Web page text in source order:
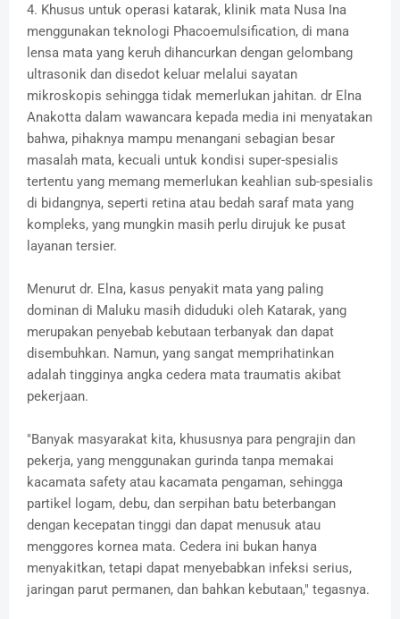
4. Khusus untuk operasi katarak, klinik mata Nusa Ina
menggunakan teknologi Phacoemulsification, di mana
lensa mata yang keruh dihancurkan dengan gelombang
ultrasonik dan disedot keluar melalui sayatan
mikroskopis sehingga tidak memerlukan jahitan. dr Elna
Anakotta dalam wawancara kepada media ini menyatakan
bahwa, pihaknya mampu menangani sebagian besar
masalah mata, kecuali untuk kondisi super-spesialis
tertentu yang memang memerlukan keahlian sub-spesialis
di bidangnya, seperti retina atau bedah saraf mata yang
kompleks, yang mungkin masih perlu dirujuk ke pusat
layanan tersier.
Menurut dr. Elna, kasus penyakit mata yang paling
dominan di Maluku masih diduduki oleh Katarak, yang
merupakan penyebab kebutaan terbanyak dan dapat
disembuhkan. Namun, yang sangat memprihatinkan
adalah tingginya angka cedera mata traumatis akibat
pekerjaan.
"Banyak masyarakat kita, khususnya para pengrajin dan
pekerja, yang menggunakan gurinda tanpa memakai
kacamata safety atau kacamata pengaman, sehingga
partikel logam, debu, dan serpihan batu beterbangan
dengan kecepatan tinggi dan dapat menusuk atau
menggores kornea mata. Cedera ini bukan hanya
menyakitkan, tetapi dapat menyebabkan infeksi serius,
jaringan parut permanen, dan bahkan kebutaan," tegasnya.